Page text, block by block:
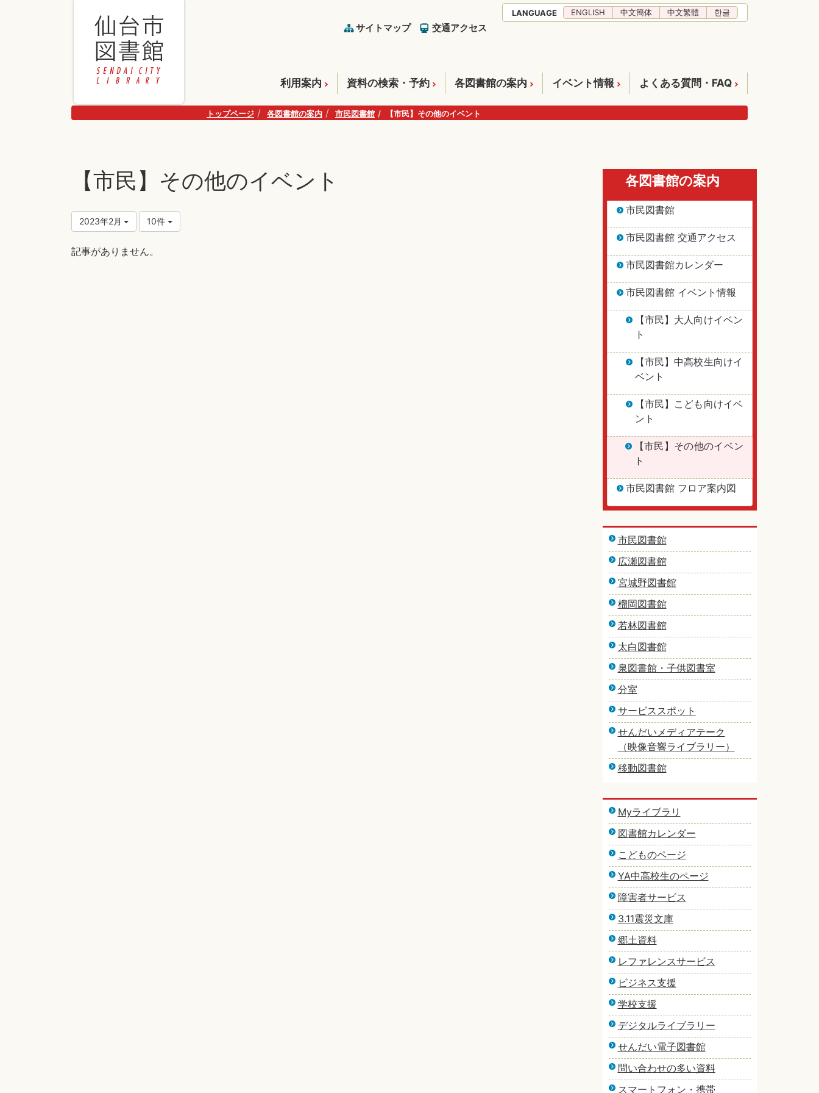
サイトマップ 交通アクセス
LANGUAGE ENGLISH 中文簡体 中文繁體 한글
利用案内 資料の検索・予約 各図書館の案内 イベント情報 よくある質問・FAQ
トップページ 各図書館の案内 市民図書館 【市民】その他のイベント
【市民】その他のイベント
2023年2月 10件
記事がありません。
各図書館の案内
市民図書館
市民図書館 交通アクセス
市民図書館カレンダー
市民図書館 イベント情報
【市民】大人向けイベン
ト
【市民】中高校生向けイ
ベント
【市民】こども向けイベ
ント
【市民】その他のイベン
ト
市民図書館 フロア案内図
市民図書館
広瀬図書館
宮城野図書館
榴岡図書館
若林図書館
太白図書館
泉図書館・子供図書室
分室
サービススポット
せんだいメディアテーク
（映像音響ライブラリー）
移動図書館
Myライブラリ
図書館カレンダー
こどものページ
YA中高校生のページ
障害者サービス
3.11震災文庫
郷土資料
レファレンスサービス
ビジネス支援
学校支援
デジタルライブラリー
せんだい電子図書館
問い合わせの多い資料
スマートフォン・携帯